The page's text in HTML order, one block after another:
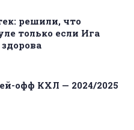
решили, что
только если Ига
здорова
офф КХЛ — 2024/2025